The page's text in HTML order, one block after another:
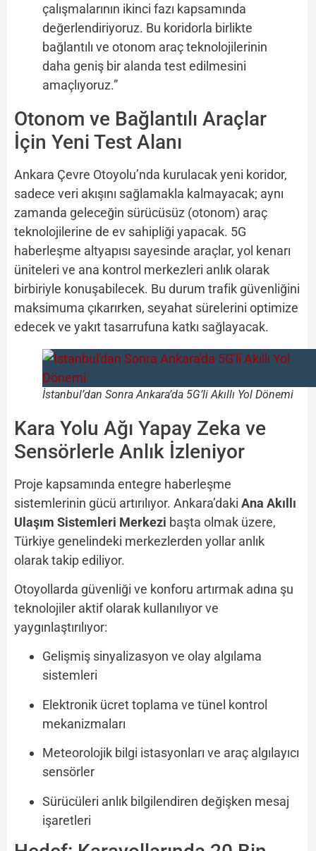
çalışmalarının ikinci fazı kapsamında
değerlendiriyoruz. Bu koridorla birlikte
bağlantılı ve otonom araç teknolojilerinin
daha geniş bir alanda test edilmesini
amaçlıyoruz.”
Otonom ve Bağlantılı Araçlar
İçin Yeni Test Alanı
Ankara Çevre Otoyolu’nda kurulacak yeni koridor,
sadece veri akışını sağlamakla kalmayacak; aynı
zamanda geleceğin sürücüsüz (otonom) araç
teknolojilerine de ev sahipliği yapacak. 5G
haberleşme altyapısı sayesinde araçlar, yol kenarı
üniteleri ve ana kontrol merkezleri anlık olarak
birbiriyle konuşabilecek. Bu durum trafik güvenliğini
maksimuma çıkarırken, seyahat sürelerini optimize
edecek ve yakıt tasarrufuna katkı sağlayacak.
İstanbul’dan Sonra Ankara’da 5G’li Akıllı Yol Dönemi
Kara Yolu Ağı Yapay Zeka ve
Sensörlerle Anlık İzleniyor
Proje kapsamında entegre haberleşme
sistemlerinin gücü artırılıyor. Ankara’daki Ana Akıllı
Ulaşım Sistemleri Merkezi başta olmak üzere,
Türkiye genelindeki merkezlerden yollar anlık
olarak takip ediliyor.
Otoyollarda güvenliği ve konforu artırmak adına şu
teknolojiler aktif olarak kullanılıyor ve
yaygınlaştırılıyor:
Gelişmiş sinyalizasyon ve olay algılama
sistemleri
Elektronik ücret toplama ve tünel kontrol
mekanizmaları
Meteorolojik bilgi istasyonları ve araç algılayıcı
sensörler
Sürücüleri anlık bilgilendiren değişken mesaj
işaretleri